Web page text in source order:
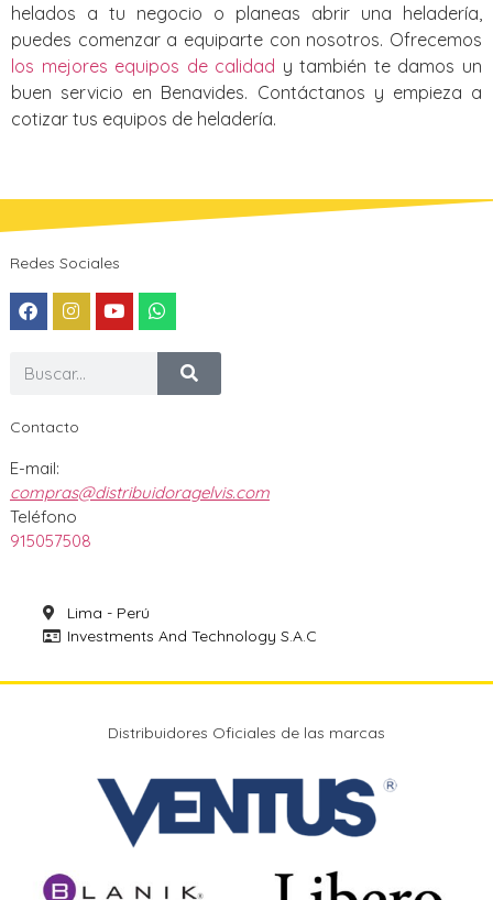
helados a tu negocio o planeas abrir una heladería,
puedes comenzar a equiparte con nosotros. Ofrecemos
los mejores equipos de calidad y también te damos un
buen servicio en Benavides. Contáctanos y empieza a
cotizar tus equipos de heladería.
Redes Sociales
Contacto
E-mail:
compras@distribuidoragelvis.com
Teléfono
915057508
Lima - Perú
Investments And Technology S.A.C
Distribuidores Oficiales de las marcas